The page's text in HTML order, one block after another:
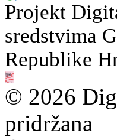
Projekt
sredstvima
Republike
© 2026
pridržana